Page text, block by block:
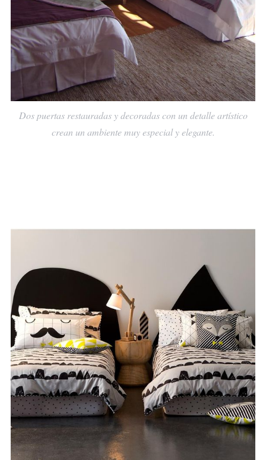
Dos puertas restauradas y decoradas con un detalle artístico
crean un ambiente muy especial y elegante.